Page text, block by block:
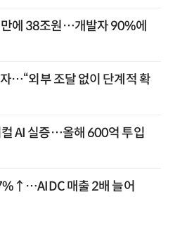
에 38조원…개발자 90%에
…“외부 조달 없이 단계적 확
컬 AI 실증…올해 600억 투입
매출 2배 늘어